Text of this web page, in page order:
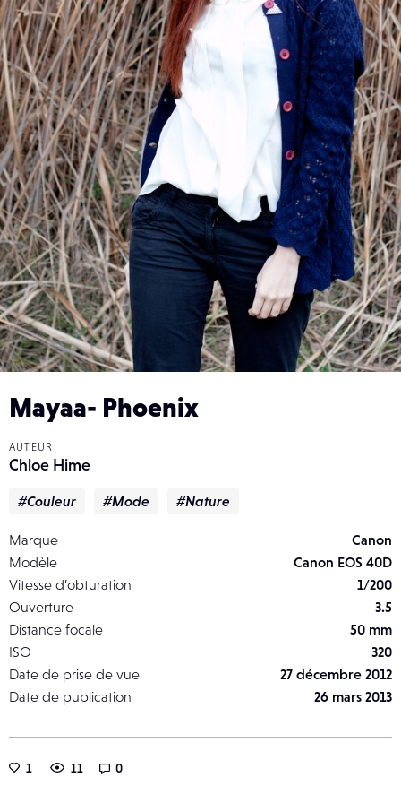
Mayaa- Phoenix
AUTEUR
Chloe Hime
#Couleur #Mode #Nature
Marque
Canon
Modèle
Canon EOS 40D
Vitesse d’obturation
1/200
Ouverture
3.5
Distance focale
50 mm
ISO
320
Date de prise de vue
27 décembre 2012
Date de publication
26 mars 2013
1 11 0